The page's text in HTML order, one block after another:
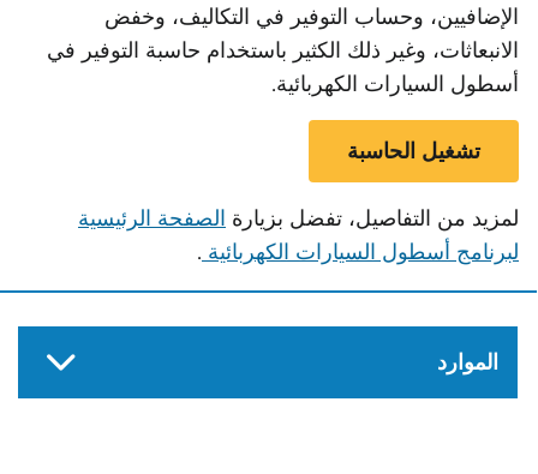
الإضافيين، وحساب التوفير في التكاليف، وخفض
الانبعاثات، وغير ذلك الكثير باستخدام حاسبة التوفير في
أسطول السيارات الكهربائية.
تشغيل الحاسبة
لمزيد من التفاصيل، تفضل بزيارة الصفحة الرئيسية
لبرنامج أسطول السيارات الكهربائية .
الموارد